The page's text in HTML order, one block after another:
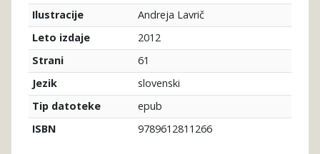
Ilustracije
Andreja Lavrič
Leto izdaje
2012
Strani
61
Jezik
slovenski
Tip datoteke
epub
ISBN
9789612811266